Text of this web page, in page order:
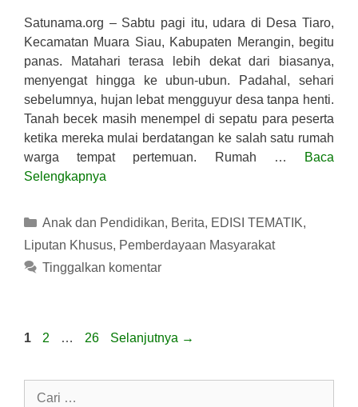
Satunama.org – Sabtu pagi itu, udara di Desa Tiaro,
Kecamatan Muara Siau, Kabupaten Merangin, begitu
panas. Matahari terasa lebih dekat dari biasanya,
menyengat hingga ke ubun-ubun. Padahal, sehari
sebelumnya, hujan lebat mengguyur desa tanpa henti.
Tanah becek masih menempel di sepatu para peserta
ketika mereka mulai berdatangan ke salah satu rumah
warga tempat pertemuan. Rumah …
Baca
Selengkapnya
Kategori
Anak dan Pendidikan, Berita, EDISI TEMATIK,
Liputan Khusus, Pemberdayaan Masyarakat
Tinggalkan komentar
Halaman
1 Halaman
2 … Halaman
26 Selanjutnya →
Cari